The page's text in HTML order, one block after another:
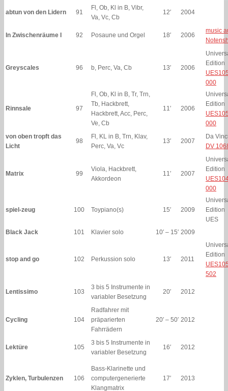
abtun von den Lidern 91
Fl, Ob, Kl in B, Vibr,
Va, Vc, Cb
12′ 2004
In Zwischenräume I 92 Posaune und Orgel 18′ 2006
music
Greyscales 96 b, Perc, Va, Cb 13′ 2006
Edition
000
Rinnsale 97
Fl, Ob, Kl in B, Tr, Trn,
Tb, Hackbrett,
Hackbrett, Acc, Perc,
Ve, Cb
11′ 2006
Edition
000
von oben tropft das
Licht
98
Fl, KL in B, Trn, Klav,
Perc, Va, Vc
13′ 2007
Da
DV
Matrix 99
Viola, Hackbrett,
Akkordeon
11′ 2007
Edition
000
spiel-zeug 100 Toypiano(s) 15′ 2009
Edition
UES
Black Jack
101 Klavier solo 10′ – 15′ 2009
stop and go 102 Perkussion solo 13′ 2011
Edition
502
Lentissimo 103
3 bis 5 Instrumente in
variabler Besetzung
20′ 2012
Cycling 104
Radfahrer mit
präparierten
Fahrrädern
20′ – 50′ 2012
Lektüre 105
3 bis 5 Instrumente in
variabler Besetzung
16′ 2012
Zyklen, Turbulenzen 106
Bass-Klarinette und
computergenerierte
Klangmatrix
17′ 2013